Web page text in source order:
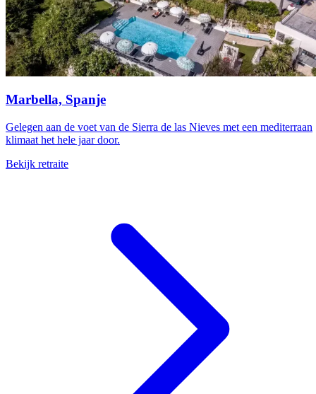
Marbella, Spanje
Gelegen aan de voet van de Sierra de las Nieves met een mediterraan
klimaat het hele jaar door.
Bekijk retraite